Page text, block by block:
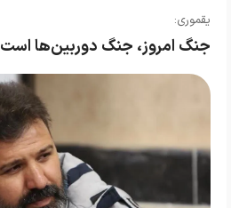
یقموری:
جنگ امروز، جنگ دوربین‌ها است